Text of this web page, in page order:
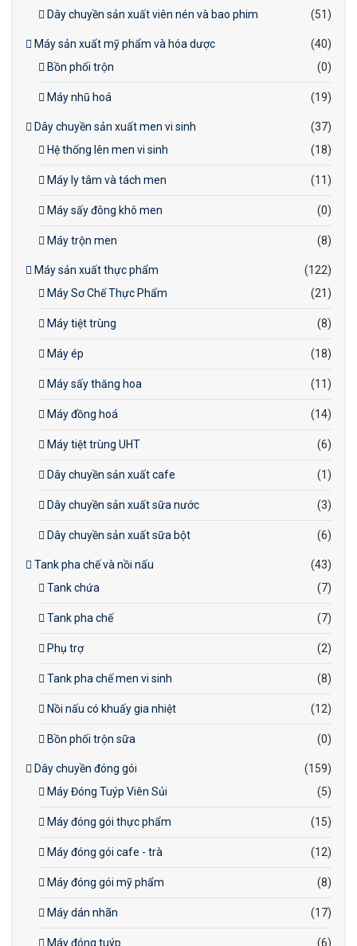
Dây chuyền sản xuất viên nén và bao phim (51)
Máy sản xuất mỹ phẩm và hóa dược
(40)
Bồn phối trộn
(0)
Máy nhũ hoá (19)
Dây chuyền sản xuất men vi sinh
(37)
Hệ thống lên men vi sinh
(18)
Máy ly tâm và tách men (11)
Máy sấy đông khô men (0)
Máy trộn men (8)
Máy sản xuất thực phẩm
(122)
Máy Sơ Chế Thực Phẩm
(21)
Máy tiệt trùng (8)
Máy ép (18)
Máy sấy thăng hoa (11)
Máy đồng hoá (14)
Máy tiệt trùng UHT (6)
Dây chuyền sản xuất cafe (1)
Dây chuyền sản xuất sữa nước (3)
Dây chuyền sản xuất sữa bột (6)
Tank pha chế và nồi nấu
(43)
Tank chứa
(7)
Tank pha chế (7)
Phụ trợ (2)
Tank pha chế men vi sinh (8)
Nồi nấu có khuấy gia nhiệt (12)
Bồn phối trộn sữa (0)
Dây chuyền đóng gói
(159)
Máy Đóng Tuýp Viên Sủi
(5)
Máy đóng gói thực phẩm (15)
Máy đóng gói cafe - trà (12)
Máy đóng gói mỹ phẩm (8)
Máy dán nhãn (17)
Máy đóng tuýp (6)